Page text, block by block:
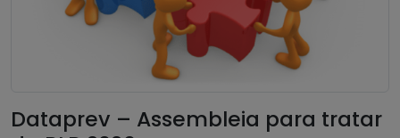
Dataprev – Assembleia para tratar